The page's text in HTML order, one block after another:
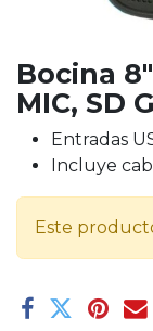
Bocina
MIC, SD
Entradas
Incluye
Este